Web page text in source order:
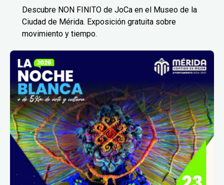
Descubre NON FINITO de JoCa en el Museo de la
Ciudad de Mérida. Exposición gratuita sobre
movimiento y tiempo.